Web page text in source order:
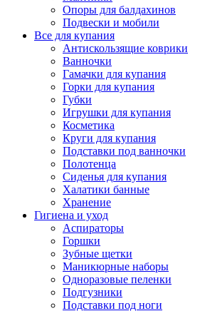
Опоры для балдахинов
Подвески и мобили
Все для купания
Антискользящие коврики
Ванночки
Гамачки для купания
Горки для купания
Губки
Игрушки для купания
Косметика
Круги для купания
Подставки под ванночки
Полотенца
Сиденья для купания
Халатики банные
Хранение
Гигиена и уход
Аспираторы
Горшки
Зубные щетки
Маникюрные наборы
Одноразовые пеленки
Подгузники
Подставки под ноги